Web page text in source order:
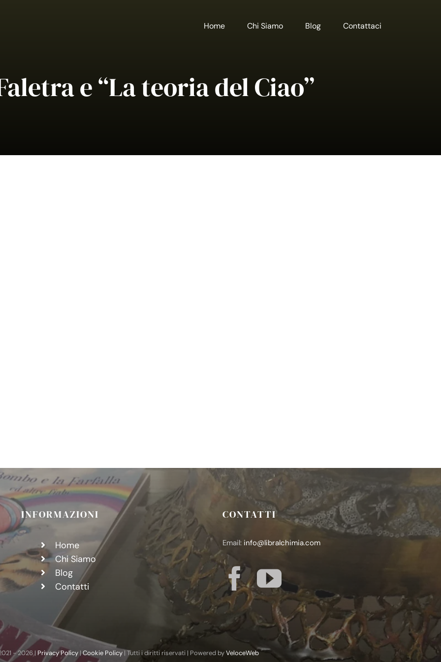
Home Chi Siamo Blog Contattaci
e “La teoria del Ciao”
INFORMAZIONI
Home
Chi Siamo
Blog
Contatti
CONTATTI
Email: info@libralchimia.com
-2026 | Privacy Policy|Cookie Policy| Tutti i diritti riservati | Powered byVeloceWeb